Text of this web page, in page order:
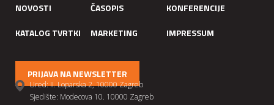
NOVOSTI ČASOPIS
KONFERENCIJE
KATALOG TVRTKI
MARKETING IMPRESSUM
PRIJAVA NA NEWSLETTER
Ured: II. Loparska 2, 10000 Zagreb
Sjedište: Modecova 10. 10000 Zagreb